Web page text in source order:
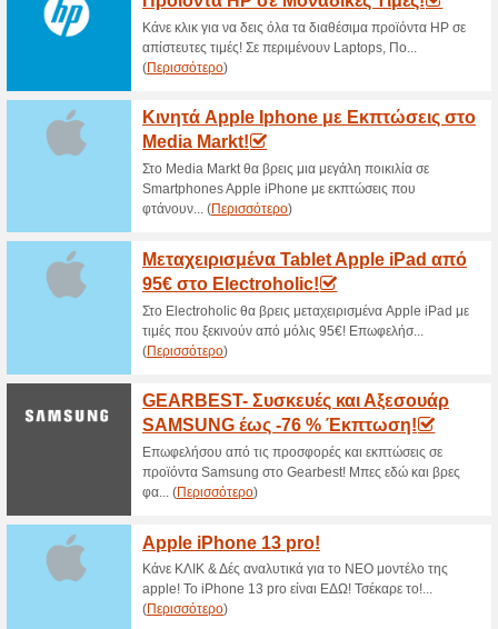
61% Λειτούργησε Ekptoseis
Μπες να δεις όλες τις
Μεγάλες Προσφορές
Kaizershop!
60% Λειτούργησε
Κάνε εγγραφή στο Newsletter
μεγάλες προσφορές!
Αποστολή Από 3€